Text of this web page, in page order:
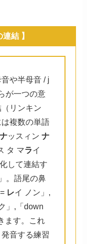
結 】
や半母音 / j
が一つの意
リンキン
複数の単語
ナッスィンナ
タ マライ
して連結す
。語尾の鼻
レイ ノン」,
」,「down
ます。これ
音する練習